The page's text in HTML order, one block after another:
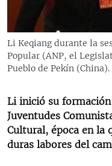
RADIO MARTÍ
ESPECIALES
ESPECIALES
LA REALIDAD DE LA
SER VIEJO EN CUBA
KENTU-CUBANO
LOS SANTOS DE
MULTIMEDIA
EDITORIALES
SÍGUENOS
Li Keqiang durante la
Popular (ANP, el
Pueblo de Pekín (China).
Li inició su
Juventudes
Cultural, época en la
duras labores del